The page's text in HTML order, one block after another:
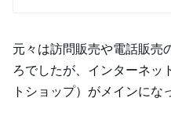
元々は訪問販売や電話販売
ろでしたが、インターネッ
トショップ）がメインにな